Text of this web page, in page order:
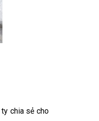
chia sẻ cho